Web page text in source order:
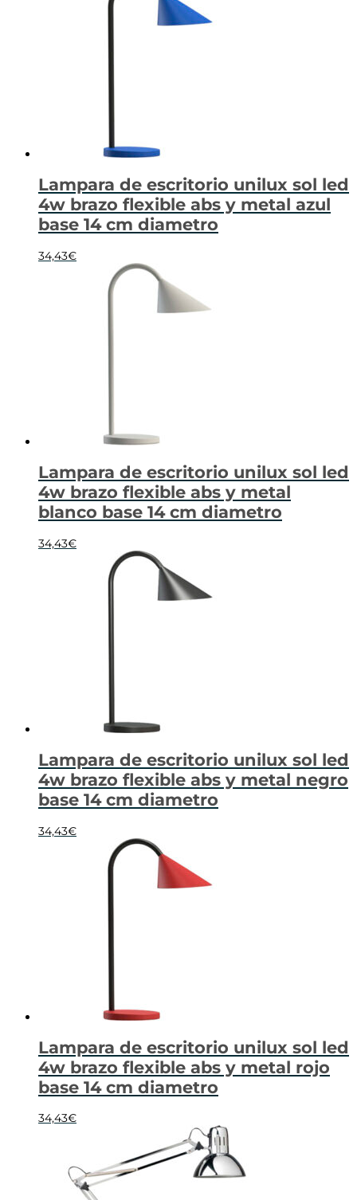
Lampara de escritorio unilux sol led
4w brazo flexible abs y metal azul
base 14 cm diametro
34,43€
Lampara de escritorio unilux sol led
4w brazo flexible abs y metal
blanco base 14 cm diametro
34,43€
Lampara de escritorio unilux sol led
4w brazo flexible abs y metal negro
base 14 cm diametro
34,43€
Lampara de escritorio unilux sol led
4w brazo flexible abs y metal rojo
base 14 cm diametro
34,43€